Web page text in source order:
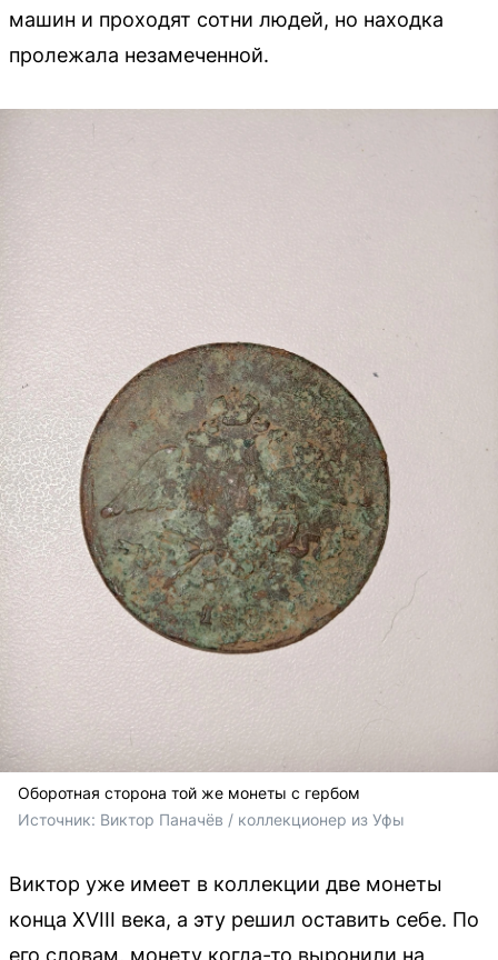
машин и проходят сотни людей, но находка
пролежала незамеченной.
Оборотная сторона той же монеты с гербом
Источник: Виктор Паначёв / коллекционер из Уфы
Виктор уже имеет в коллекции две монеты
конца XVIII века, а эту решил оставить себе. По
его словам, монету когда-то выронили на